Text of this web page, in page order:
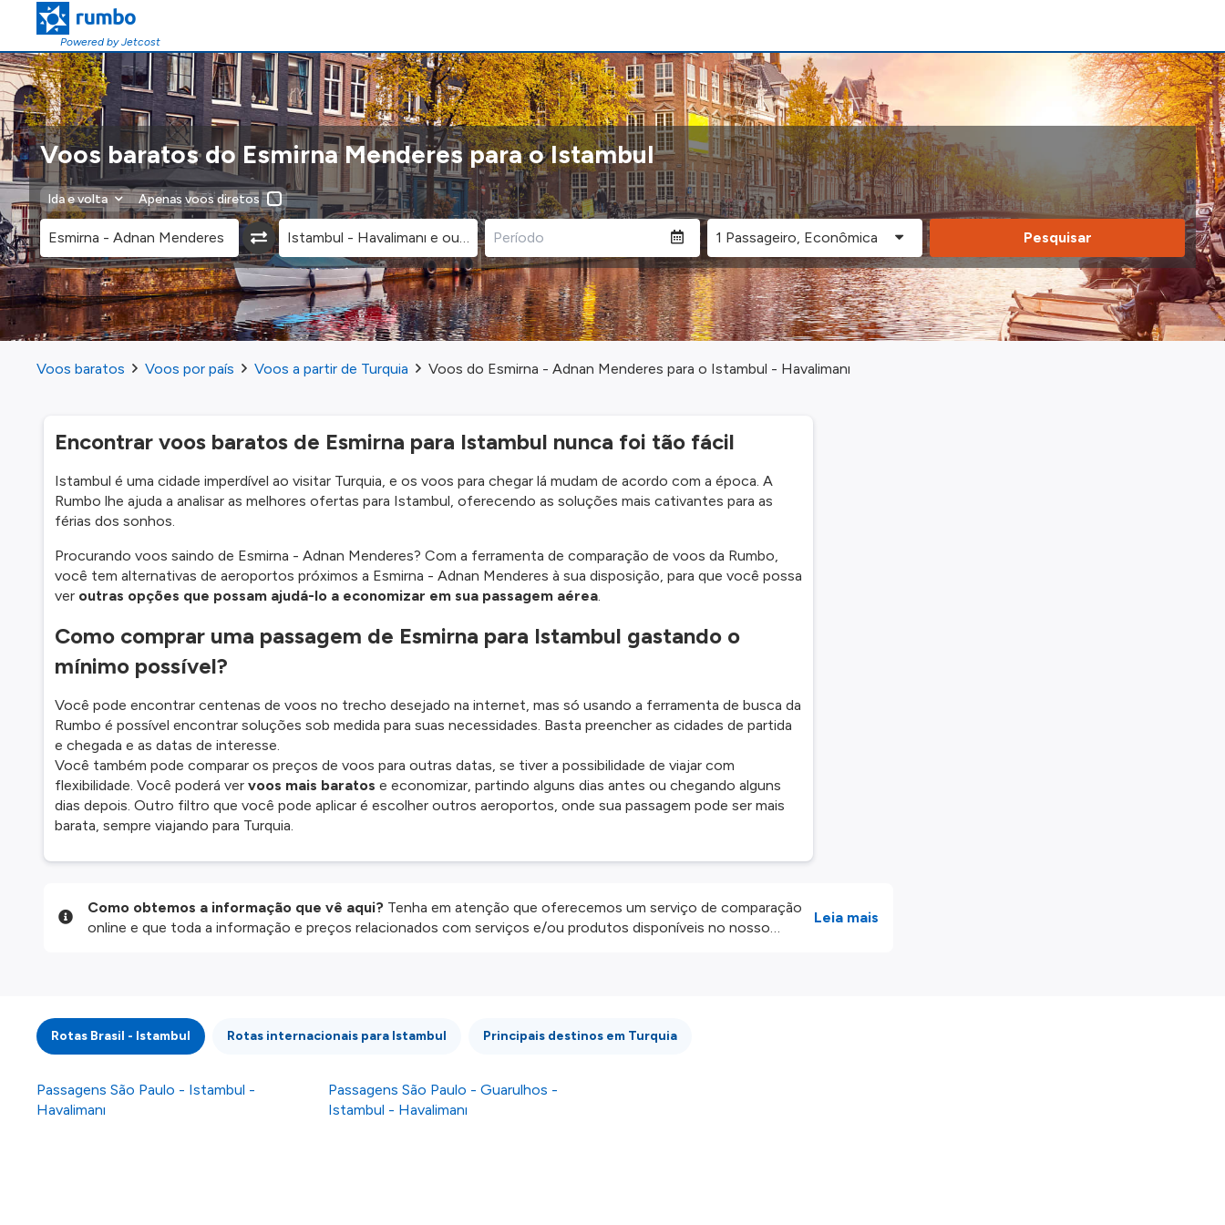
Powered by Jetcost
Voos baratos do Esmirna Menderes para o Istambul
Ida e volta Apenas voos diretos
Pesquisar
Voos baratos Voos por país Voos a partir de Turquia Voos do Esmirna - Adnan Menderes para o Istambul - Havalimanı
Encontrar voos baratos de Esmirna para Istambul nunca foi tão fácil
Istambul é uma cidade imperdível ao visitar Turquia, e os voos para chegar lá mudam de acordo com a época. A
Rumbo lhe ajuda a analisar as melhores ofertas para Istambul, oferecendo as soluções mais cativantes para as
férias dos sonhos.
Procurando voos saindo de Esmirna - Adnan Menderes? Com a ferramenta de comparação de voos da Rumbo,
você tem alternativas de aeroportos próximos a Esmirna - Adnan Menderes à sua disposição, para que você possa
ver outras opções que possam ajudá-lo a economizar em sua passagem aérea.
Como comprar uma passagem de Esmirna para Istambul gastando o
mínimo possível?
Você pode encontrar centenas de voos no trecho desejado na internet, mas só usando a ferramenta de busca da
Rumbo é possível encontrar soluções sob medida para suas necessidades. Basta preencher as cidades de partida
e chegada e as datas de interesse.
Você também pode comparar os preços de voos para outras datas, se tiver a possibilidade de viajar com
flexibilidade. Você poderá ver voos mais baratos e economizar, partindo alguns dias antes ou chegando alguns
dias depois. Outro filtro que você pode aplicar é escolher outros aeroportos, onde sua passagem pode ser mais
barata, sempre viajando para Turquia.
Como obtemos a informação que vê aqui? Tenha em atenção que oferecemos um serviço de comparação
online e que toda a informação e preços relacionados com serviços e/ou produtos disponíveis no nosso
Leia mais
Rotas Brasil - Istambul Rotas internacionais para Istambul Principais destinos em Turquia
Passagens São Paulo - Istambul -
Havalimanı
Passagens São Paulo - Guarulhos -
Istambul - Havalimanı